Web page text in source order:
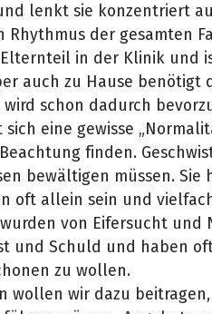
lenkt sie konzentriert
der gesamten
in der Klinik und
auch zu Hause benötigt
schon dadurch
eine gewisse
finden.
bewältigen müssen. Sie
oft allein sein und
von Eifersucht und
und Schuld und haben
zu wollen.
wollen wir dazu